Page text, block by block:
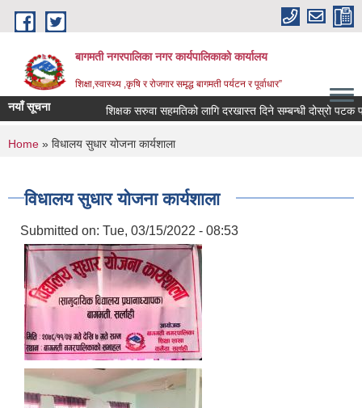
Skip to main content
बागमती नगरपालिका नगर कार्यपालिकाको कार्यालय
शिक्षा,स्वास्थ्य ,कृषि र रोजगार समृद्ध बागमती पर्यटन र पूर्वाधार”
नयाँ सूचना शिक्षक सरुवा सहमतिको लागि दरखास्त दिने सम्बन्धी दोस्रो पटक
You are here
Home » विधालय सुधार योजना कार्यशाला
विधालय सुधार योजना कार्यशाला
Submitted on: Tue, 03/15/2022 - 08:53